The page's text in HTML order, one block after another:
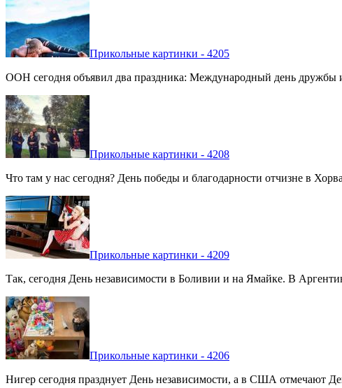
Прикольные картинки - 4205
ООН сегодня объявил два праздника: Международный день дружбы
Прикольные картинки - 4208
Что там у нас сегодня? День победы и благодарности отчизне в
Прикольные картинки - 4209
Так, сегодня День независимости в Боливии и на Ямайке. В
Прикольные картинки - 4206
Нигер сегодня празднует День независимости, а в США отмечают